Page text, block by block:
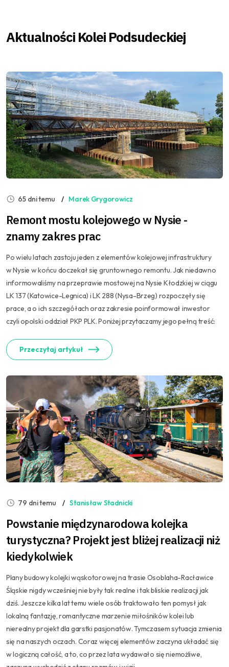
Aktualności Kolei Podsudeckiej
65 dni temu Marek Grygorowicz
Remont mostu kolejowego w Nysie -
znamy zakres prac
Po wielu latach zastoju jeden z elementów kolejowej infrastruktury
w Nysie w końcu doczekał się gruntownego remontu. Jak niedawno
informowaliśmy na przeprawie mostowej na Nysie Kłodzkiej w ciągu
LK 137 (Katowice-Legnica) i LK 288 (Nysa-Brzeg) rozpoczęły się
prace, a o ich szczegółach oraz zakresie poinformował inwestor
czyli opolski oddział PKP PLK. Poniżej przytaczamy jego pełną treść:
Przeczytaj artykuł
79 dni temu Stanisław Stadnicki
Powstanie międzynarodowa kolejka
turystyczna? Projekt jest bliżej realizacji niż
kiedykolwiek
Plany budowy kolejki wąskotorowej na trasie Osoblaha-Racławice
Śląskie nigdy wcześniej nie były tak realne i tak bliskie realizacji jak
dziś. Jeszcze kilka lat temu wiele osób traktowało ten pomysł jak
lokalną fantazję, romantyczne marzenie miłośników kolei lub
nierealny projekt dla garstki pasjonatów. Tymczasem sytuacja zmienia
się na naszych oczach. Coraz więcej elementów zaczyna układać się
w logiczną całość, a to, co przez lata wydawało się niemożliwe,